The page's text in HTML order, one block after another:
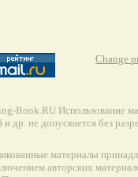
Change
Book.RU Использование
и др. не допускается без
материалы
авторских